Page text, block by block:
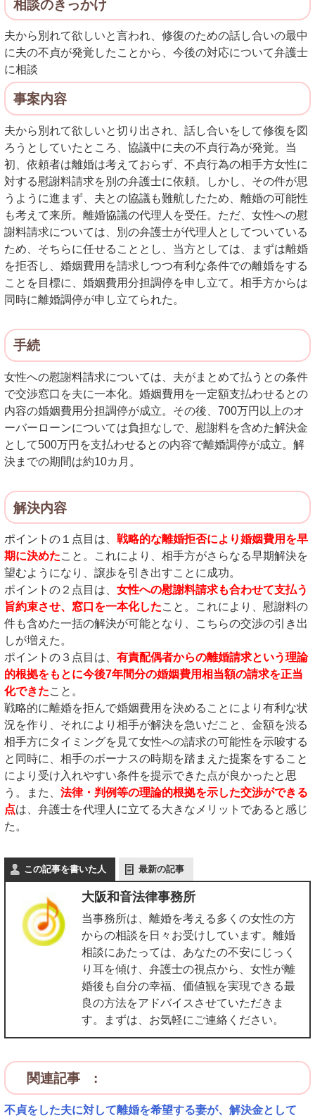
相談のきっかけ
夫から別れて欲しいと言われ、修復のための話し合いの最中
に夫の不貞が発覚したことから、今後の対応について弁護士
に相談
事案内容
夫から別れて欲しいと切り出され、話し合いをして修復を図
ろうとしていたところ、協議中に夫の不貞行為が発覚。当
初、依頼者は離婚は考えておらず、不貞行為の相手方女性に
対する慰謝料請求を別の弁護士に依頼。しかし、その件が思
うように進まず、夫との協議も難航したため、離婚の可能性
も考えて来所。離婚協議の代理人を受任。ただ、女性への慰
謝料請求については、別の弁護士が代理人としてついている
ため、そちらに任せることとし、当方としては、まずは離婚
を拒否し、婚姻費用を請求しつつ有利な条件での離婚をする
ことを目標に、婚姻費用分担調停を申し立て。相手方からは
同時に離婚調停が申し立てられた。
手続
女性への慰謝料請求については、夫がまとめて払うとの条件
で交渉窓口を夫に一本化。婚姻費用を一定額支払わせるとの
内容の婚姻費用分担調停が成立。その後、700万円以上のオ
ーバーローンについては負担なしで、慰謝料を含めた解決金
として500万円を支払わせるとの内容で離婚調停が成立。解
決までの期間は約10カ月。
解決内容
ポイントの１点目は、 戦略的な離婚拒否により婚姻費用を早
期に決めたこと。これにより、相手方がさらなる早期解決を
望むようになり、譲歩を引き出すことに成功。
ポイントの２点目は、 女性への慰謝料請求も合わせて支払う
旨約束させ、窓口を一本化したこと。これにより、慰謝料の
件も含めた一括の解決が可能となり、こちらの交渉の引き出
しが増えた。
ポイントの３点目は、 有責配偶者からの離婚請求という理論
的根拠をもとに今後7年間分の婚姻費用相当額の請求を正当
化できたこと。
戦略的に離婚を拒んで婚姻費用を決めることにより有利な状
況を作り、それにより相手が解決を急いだこと、金額を渋る
相手方にタイミングを見て女性への請求の可能性を示唆する
と同時に、相手のボーナスの時期を踏まえた提案をすること
により受け入れやすい条件を提示できた点が良かったと思
う。また、 法律・判例等の理論的根拠を示した交渉ができる
点は、弁護士を代理人に立てる大きなメリットであると感じ
た。
この記事を書いた人 最新の記事
大阪和音法律事務所
当事務所は、離婚を考える多くの女性の方
からの相談を日々お受けしています。離婚
相談にあたっては、あなたの不安にじっく
り耳を傾け、弁護士の視点から、女性が離
婚後も自分の幸福、価値観を実現できる最
良の方法をアドバイスさせていただきま
す。まずは、お気軽にご連絡ください。
関連記事 :
不貞をした夫に対して離婚を希望する妻が、解決金として